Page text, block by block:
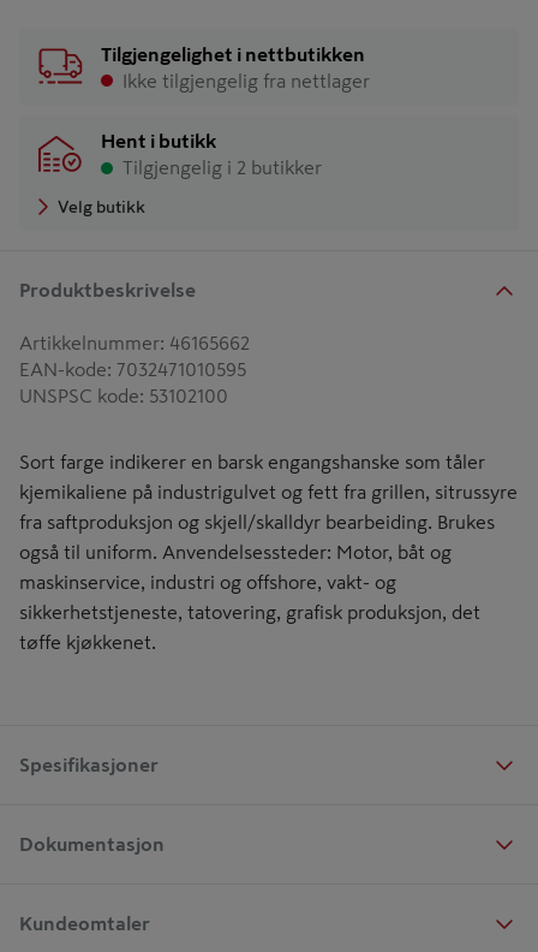
Tilgjengelighet i nettbutikken
Ikke tilgjengelig fra nettlager
Hent i butikk
Tilgjengelig i 2 butikker
Velg butikk
Produktbeskrivelse
Artikkelnummer: 46165662
EAN-kode: 7032471010595
UNSPSC kode: 53102100
Sort farge indikerer en barsk engangshanske som tåler
kjemikaliene på industrigulvet og fett fra grillen, sitrussyre
fra saftproduksjon og skjell/skalldyr bearbeiding. Brukes
også til uniform. Anvendelsessteder: Motor, båt og
maskinservice, industri og offshore, vakt- og
sikkerhetstjeneste, tatovering, grafisk produksjon, det
tøffe kjøkkenet.
Spesifikasjoner
Dokumentasjon
Kundeomtaler